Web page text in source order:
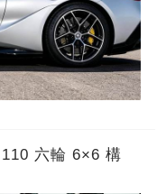
六輪 6×6 構